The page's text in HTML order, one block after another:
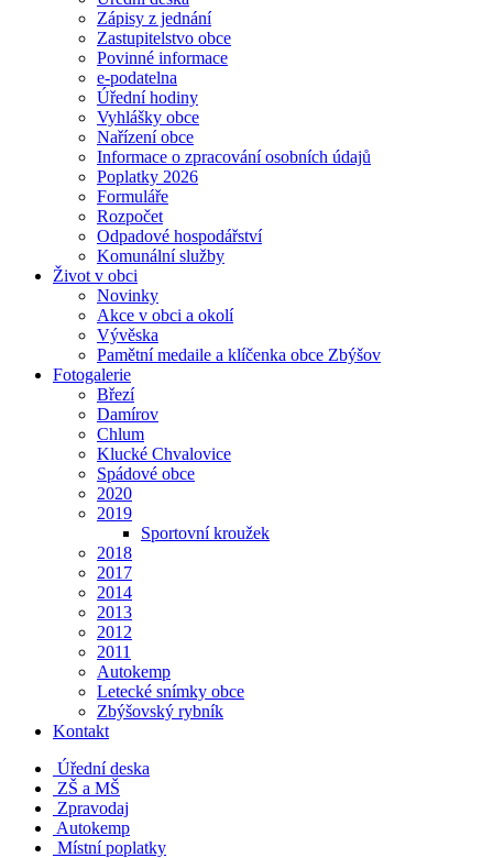
Zápisy z jednání
Zastupitelstvo obce
Povinné informace
e-podatelna
Úřední hodiny
Vyhlášky obce
Nařízení obce
Informace o zpracování osobních údajů
Poplatky 2026
Formuláře
Rozpočet
Odpadové hospodářství
Komunální služby
Život v obci
Novinky
Akce v obci a okolí
Vývěska
Pamětní medaile a klíčenka obce Zbýšov
Fotogalerie
Březí
Damírov
Chlum
Klucké Chvalovice
Spádové obce
2020
2019
Sportovní kroužek
2018
2017
2014
2013
2012
2011
Autokemp
Letecké snímky obce
Zbýšovský rybník
Kontakt
Úřední deska
ZŠ a MŠ
Zpravodaj
Autokemp
Místní poplatky